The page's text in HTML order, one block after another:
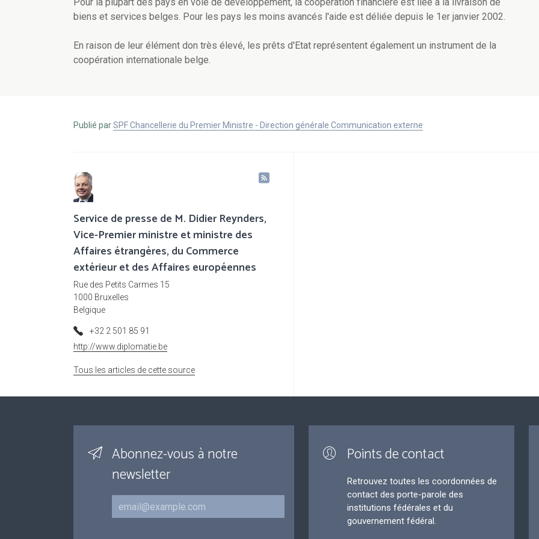
Pour la plupart des pays en voie de développement, la coopération financière est liée à la livraison de
biens et services belges. Pour les pays les moins avancés l'aide est déliée depuis le 1er janvier 2002.
En raison de leur élément don très élevé, les prêts d'Etat représentent également un instrument de la
coopération internationale belge.
Publié parSPF Chancellerie du Premier Ministre - Direction générale Communication externe
Service de presse de M. Didier Reynders,
Vice-Premier ministre et ministre des
Affaires étrangères, du Commerce
extérieur et des Affaires européennes
Rue des Petits Carmes 15
1000 Bruxelles
Belgique
+32 2 501 85 91
http://www.diplomatie.be
Tous les articles de cette source
Abonnez-vous à notre
newsletter
Courriel
Points de contact
Retrouvez toutes les coordonnées de
contact des porte-parole des
institutions fédérales et du
gouvernement fédéral.